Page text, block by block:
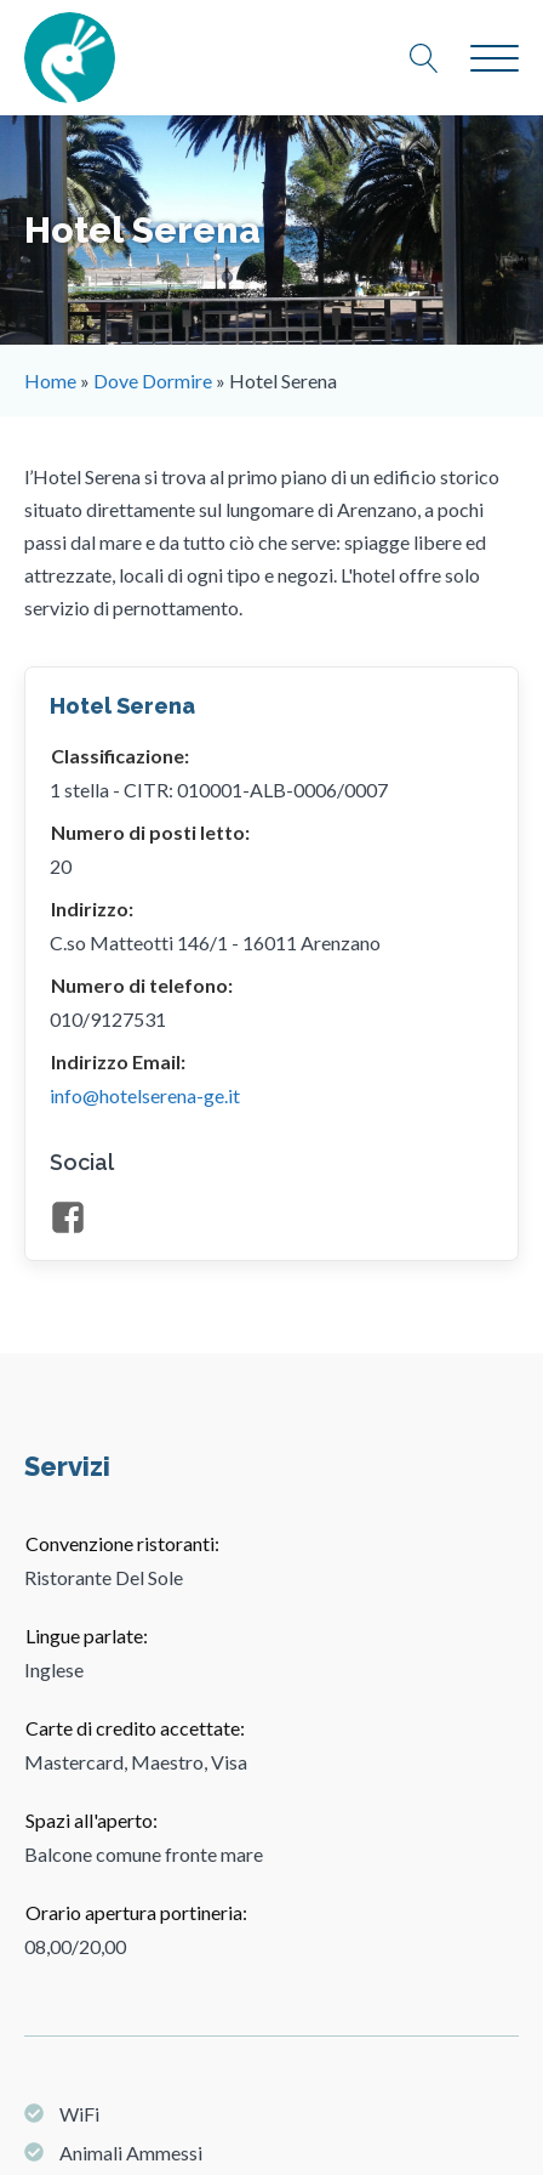
Hotel Serena
Home » Dove Dormire » Hotel Serena
l’Hotel Serena si trova al primo piano di un edificio storico
situato direttamente sul lungomare di Arenzano, a pochi
passi dal mare e da tutto ciò che serve: spiagge libere ed
attrezzate, locali di ogni tipo e negozi. L'hotel offre solo
servizio di pernottamento.
Hotel Serena
Classificazione:
1 stella - CITR: 010001-ALB-0006/0007
Numero di posti letto:
20
Indirizzo:
C.so Matteotti 146/1 - 16011 Arenzano
Numero di telefono:
010/9127531
Indirizzo Email:
info@hotelserena-ge.it
Social
Servizi
Convenzione ristoranti:
Ristorante Del Sole
Lingue parlate:
Inglese
Carte di credito accettate:
Mastercard, Maestro, Visa
Spazi all'aperto:
Balcone comune fronte mare
Orario apertura portineria:
08,00/20,00
WiFi
Animali Ammessi